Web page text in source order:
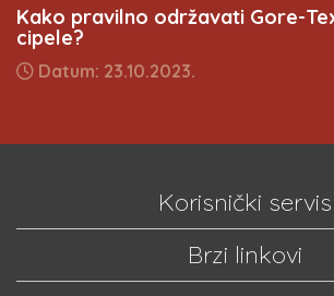
Kako pravilno održavati Gore-
cipele?
Datum: 23.10.2023.
Korisnički servis
Brzi linkovi